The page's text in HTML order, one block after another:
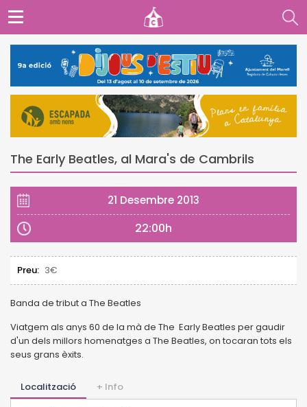
The Early Beatles, al Mara's de Cambrils
21 Desembre 2013
22:00h
Preu: 3€
Banda de tribut a The Beatles
Viatgem als anys 60 de la mà de The Early Beatles per gaudir
d'un dels millors homenatges a The Beatles, on tocaran tots els
seus grans èxits.
Localització + Info